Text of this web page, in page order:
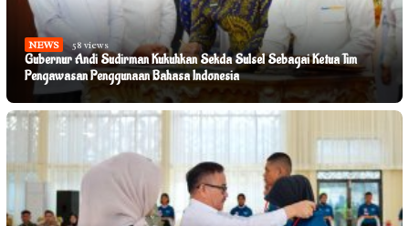
NEWS 58 views
Gubernur Andi Sudirman Kukuhkan Sekda Sulsel Sebagai Ketua Tim
Pengawasan Penggunaan Bahasa Indonesia